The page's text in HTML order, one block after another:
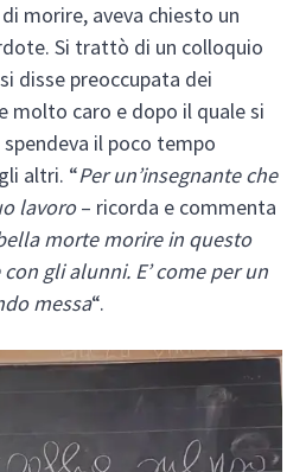
morire, aveva chiesto un
Si trattò di un colloquio
disse preoccupata dei
molto caro e dopo il quale si
il poco tempo
altri. “Per un’insegnante che
lavoro– ricorda e commenta
morte morire in questo
gli alunni. E’ come per un
messa“.